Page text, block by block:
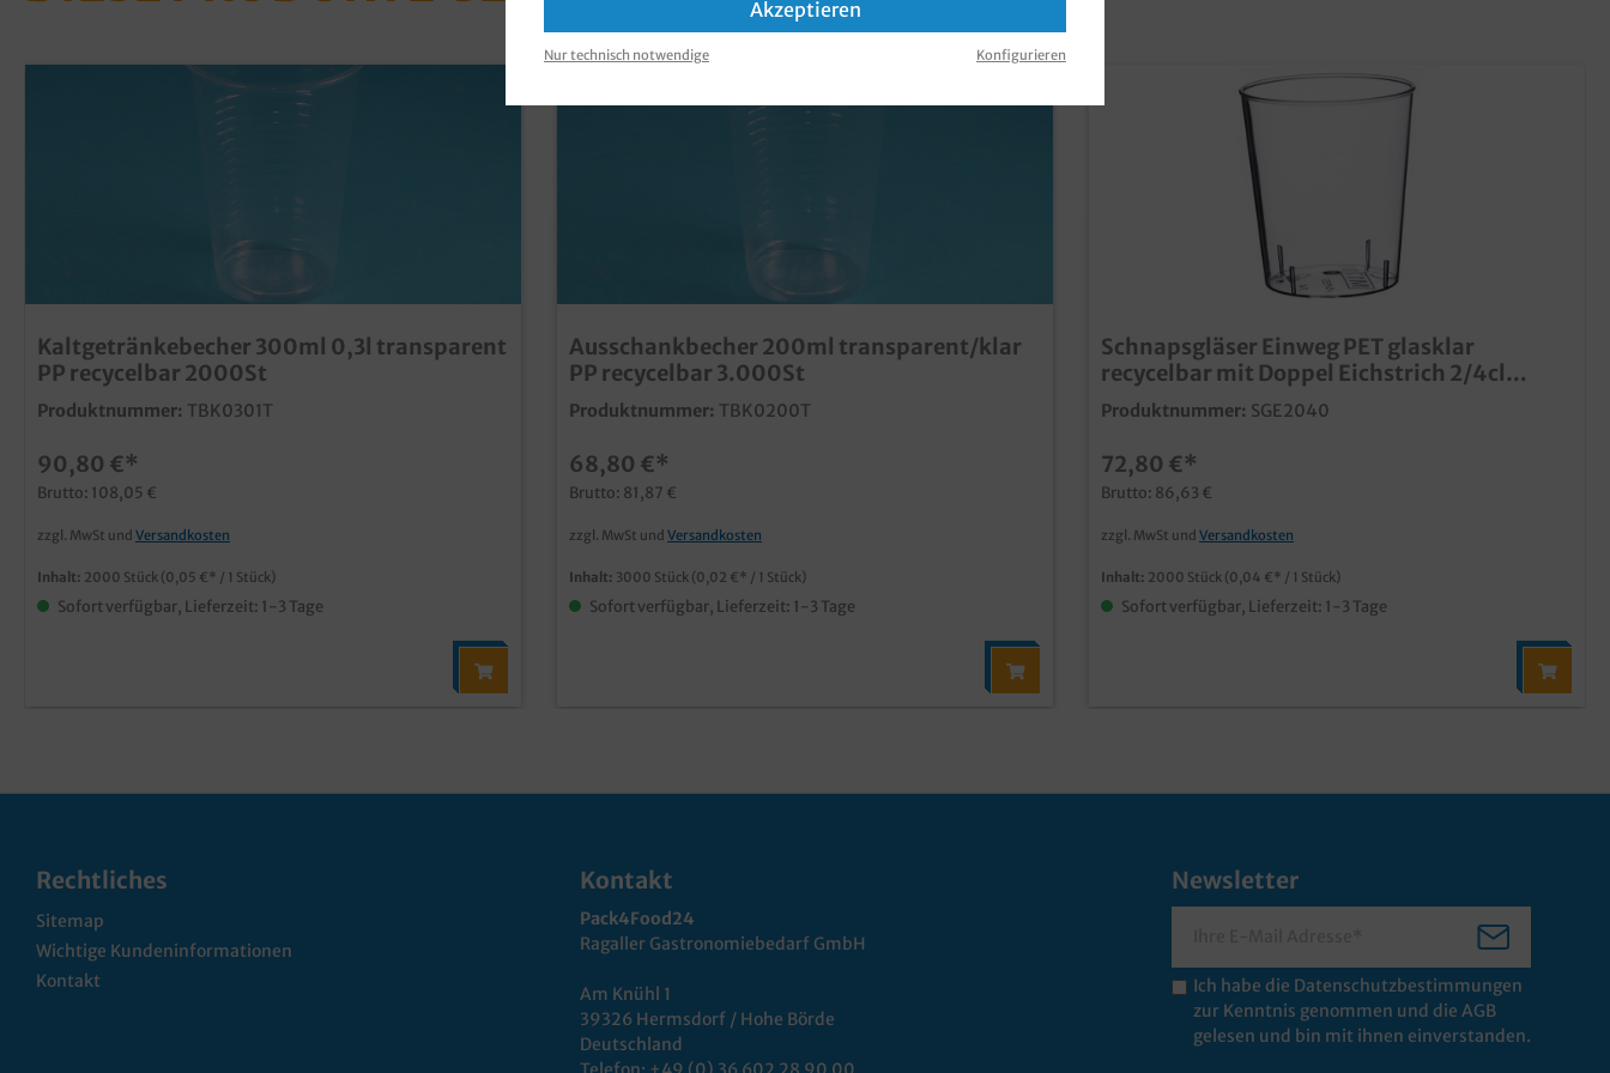
Kaltgetränkebecher 300ml 0,3l transparent
PP recycelbar 2000St
Produktnummer: TBK0301T
90,80 €*
Brutto: 108,05 €
zzgl. MwSt und Versandkosten
Inhalt: 2000 Stück (0,05 €* / 1 Stück)
Sofort verfügbar, Lieferzeit: 1-3 Tage
Ausschankbecher 200ml transparent/klar
PP recycelbar 3.000St
Produktnummer: TBK0200T
68,80 €*
Brutto: 81,87 €
zzgl. MwSt und Versandkosten
Inhalt: 3000 Stück (0,02 €* / 1 Stück)
Sofort verfügbar, Lieferzeit: 1-3 Tage
Schnapsgläser Einweg PET glasklar
recycelbar mit Doppel Eichstrich 2/4cl
2000St
Produktnummer: SGE2040
72,80 €*
Brutto: 86,63 €
zzgl. MwSt und Versandkosten
Inhalt: 2000 Stück (0,04 €* / 1 Stück)
Sofort verfügbar, Lieferzeit: 1-3 Tage
Rechtliches
Sitemap
Wichtige Kundeninformationen
Kontakt
Kontakt
Pack4Food24
Ragaller Gastronomiebedarf GmbH
Am Knühl 1
39326 Hermsdorf / Hohe Börde
Deutschland
Newsletter
Ich habe die Datenschutzbestimmungen
zur Kenntnis genommen und die AGB
gelesen und bin mit ihnen einverstanden.
Akzeptieren
Nur technisch notwendige Konfigurieren